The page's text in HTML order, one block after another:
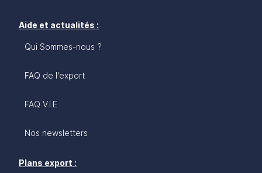
Aide et actualités :
Qui Sommes-nous ?
FAQ de l'export
FAQ V.I.E
Nos newsletters
Plans export :